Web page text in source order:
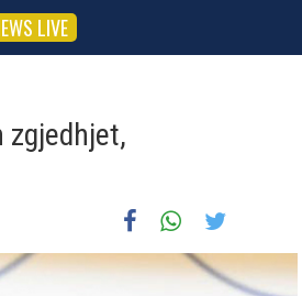
LIVE
zgjedhjet,